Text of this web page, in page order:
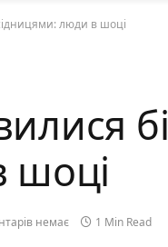
люди в шоці
шоці
немає 1 Min Read